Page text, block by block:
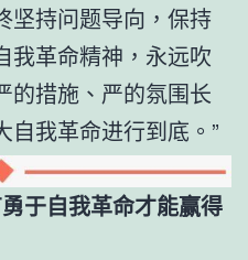
坚持问题导向，保持
我革命精神，永远吹
的措施、严的氛围长
我革命进行到底。”
于自我革命才能赢得